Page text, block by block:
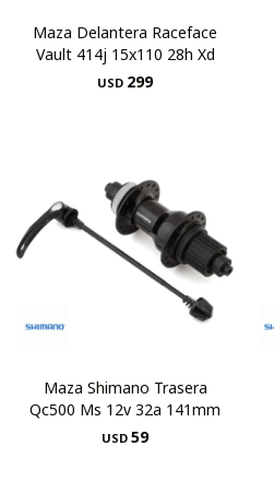
Maza Delantera Raceface
Vault 414j 15x110 28h Xd
USD 299
Maza Shimano Trasera
Qc500 Ms 12v 32a 141mm
USD 59